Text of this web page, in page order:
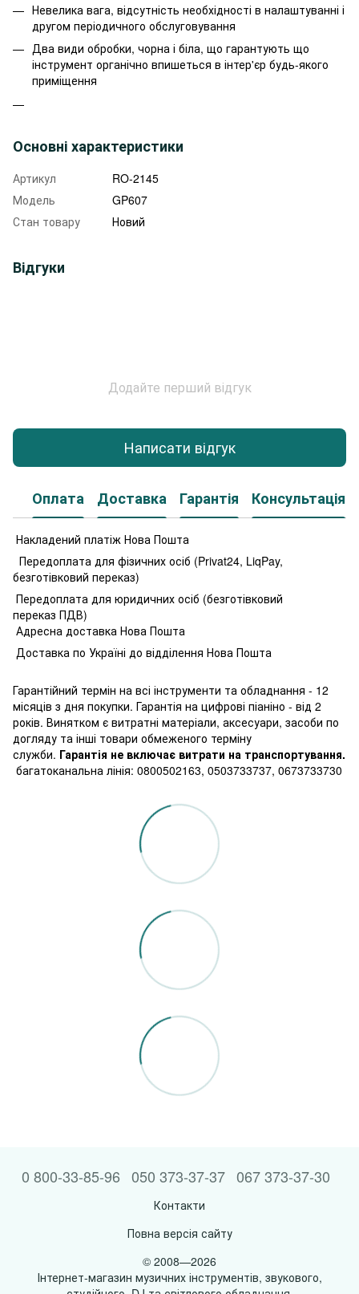
Невелика вага, відсутність необхідності в налаштуванні і
другом періодичного обслуговування
Два види обробки, чорна і біла, що гарантують що
інструмент органічно впишеться в інтер'єр будь-якого
приміщення
Основні характеристики
Артикул
RO-2145
Модель
GP607
Стан товару
Новий
Відгуки
Додайте перший відгук
Написати відгук
Оплата Доставка Гарантія Консультація
Накладений платіж Нова Пошта
Передоплата для фізичних осіб (Privat24, LiqPay,
безготівковий переказ)
Передоплата для юридичних осіб (безготівковий
переказ ПДВ)
Адресна доставка Нова Пошта
Доставка по Україні до відділення Нова Пошта
Гарантійний термін на всі інструменти та обладнання - 12
місяців з дня покупки. Гарантія на цифрові піаніно - від 2
років. Винятком є витратні матеріали, аксесуари, засоби по
догляду та інші товари обмеженого терміну
служби. Гарантія не включає витрати на транспортування.
багатоканальна лінія: 0800502163, 0503733737, 0673733730
0 800-33-85-96 050 373-37-37 067 373-37-30
Контакти
Повна версія сайту
© 2008—2026
Інтернет-магазин музичних інструментів, звукового,